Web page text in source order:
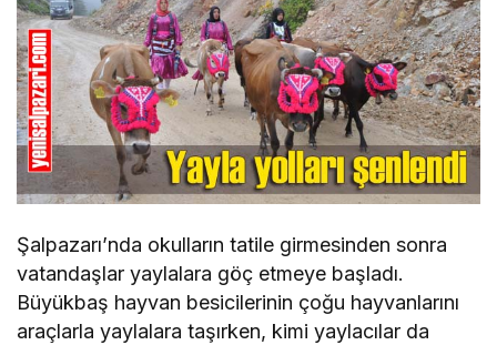
Şalpazarı’nda okulların tatile girmesinden sonra
vatandaşlar yaylalara göç etmeye başladı.
Büyükbaş hayvan besicilerinin çoğu hayvanlarını
araçlarla yaylalara taşırken, kimi yaylacılar da